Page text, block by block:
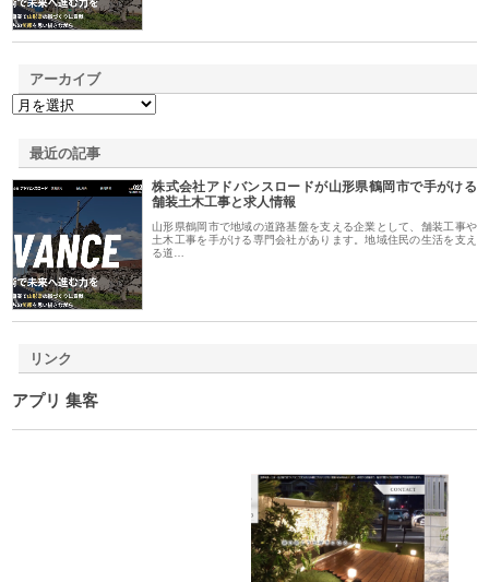
アーカイブ
最近の記事
株式会社アドバンスロードが山形県鶴岡市で手がける
舗装土木工事と求人情報
山形県鶴岡市で地域の道路基盤を支える企業として、舗装工事や
土木工事を手がける専門会社があります。地域住民の生活を支え
る道…
リンク
アプリ 集客